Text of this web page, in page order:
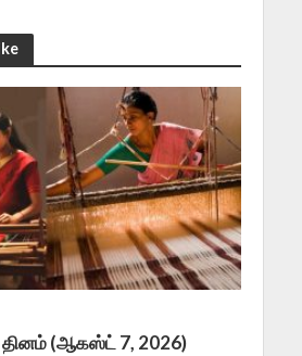
தினம் (ஆகஸ்ட் 7, 2026)